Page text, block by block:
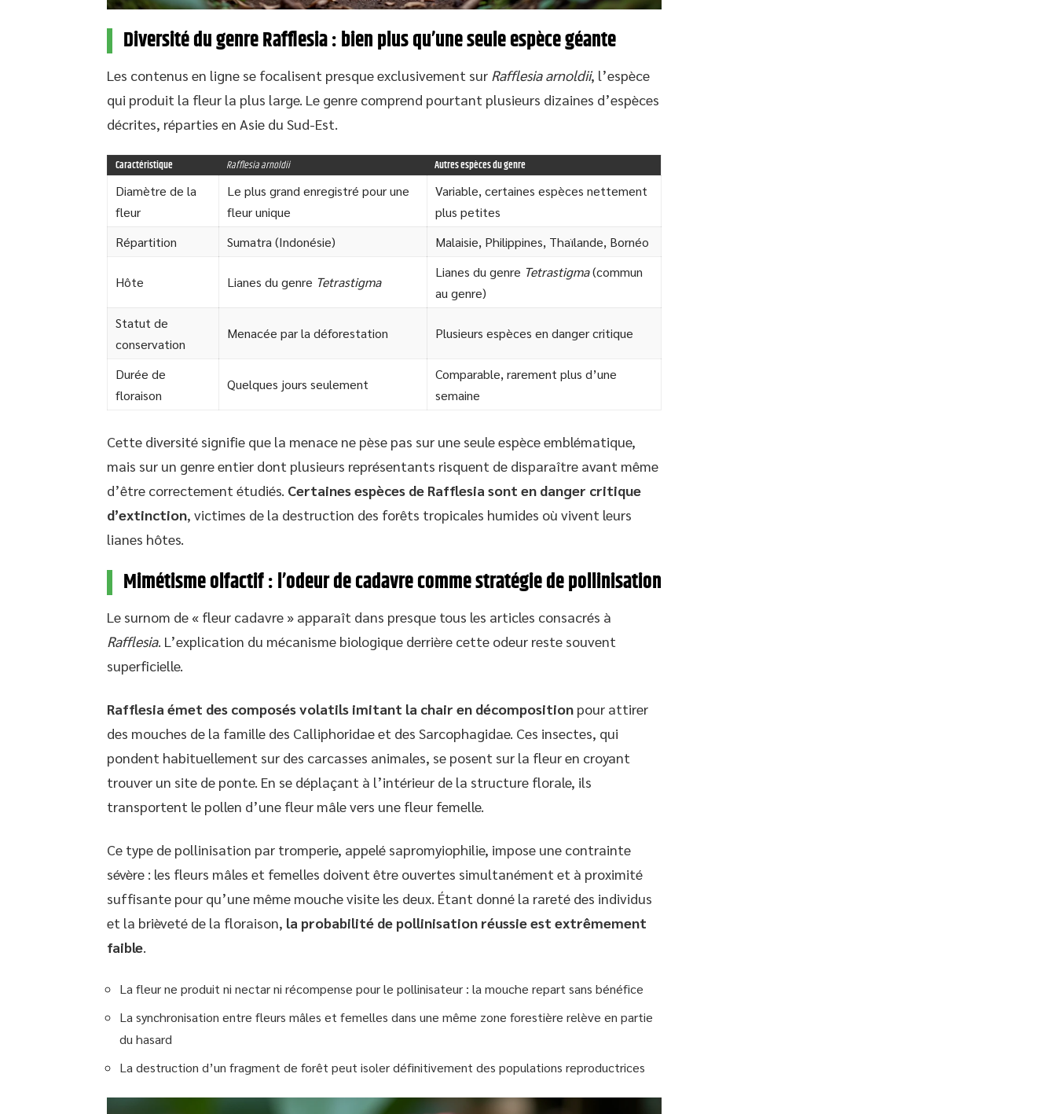
Diversité du genre Rafflesia : bien plus qu’une seule espèce géante
Les contenus en ligne se focalisent presque exclusivement sur Rafflesia arnoldii, l’espèce
qui produit la fleur la plus large. Le genre comprend pourtant plusieurs dizaines d’espèces
décrites, réparties en Asie du Sud-Est.
Caractéristique Rafflesia arnoldii Autres espèces du genre
Diamètre de la
fleur
Le plus grand enregistré pour une
fleur unique
Variable, certaines espèces nettement
plus petites
Répartition
Sumatra (Indonésie) Malaisie, Philippines, Thaïlande, Bornéo
Hôte Lianes du genre Tetrastigma
Lianes du genre Tetrastigma(commun
au genre)
Statut de
conservation
Menacée par la déforestation Plusieurs espèces en danger critique
Durée de
floraison
Quelques jours seulement
Comparable, rarement plus d’une
semaine
Cette diversité signifie que la menace ne pèse pas sur une seule espèce emblématique,
mais sur un genre entier dont plusieurs représentants risquent de disparaître avant même
d’être correctement étudiés. Certaines espèces de Rafflesia sont en danger critique
d’extinction, victimes de la destruction des forêts tropicales humides où vivent leurs
lianes hôtes.
Mimétisme olfactif : l’odeur de cadavre comme stratégie de pollinisation
Le surnom de « fleur cadavre » apparaît dans presque tous les articles consacrés à
Rafflesia. L’explication du mécanisme biologique derrière cette odeur reste souvent
superficielle.
Rafflesia émet des composés volatils imitant la chair en décomposition pour attirer
des mouches de la famille des Calliphoridae et des Sarcophagidae. Ces insectes, qui
pondent habituellement sur des carcasses animales, se posent sur la fleur en croyant
trouver un site de ponte. En se déplaçant à l’intérieur de la structure florale, ils
transportent le pollen d’une fleur mâle vers une fleur femelle.
Ce type de pollinisation par tromperie, appelé sapromyiophilie, impose une contrainte
sévère : les fleurs mâles et femelles doivent être ouvertes simultanément et à proximité
suffisante pour qu’une même mouche visite les deux. Étant donné la rareté des individus
et la brièveté de la floraison, la probabilité de pollinisation réussie est extrêmement
faible.
La fleur ne produit ni nectar ni récompense pour le pollinisateur : la mouche repart sans bénéfice
La synchronisation entre fleurs mâles et femelles dans une même zone forestière relève en partie
du hasard
La destruction d’un fragment de forêt peut isoler définitivement des populations reproductrices